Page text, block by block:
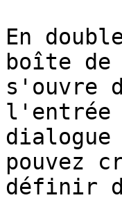
En
boîte de
s'ouvre
l'entrée
pouvez
définir